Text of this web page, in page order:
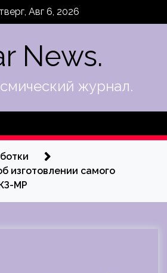
Авг 6, 2026
News.
журнал.
изготовлении самого
МР